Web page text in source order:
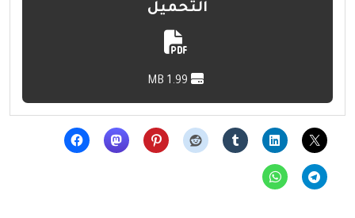
التحميل